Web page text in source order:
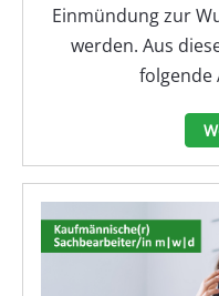
Einmündung zur
werden. Aus
folgende